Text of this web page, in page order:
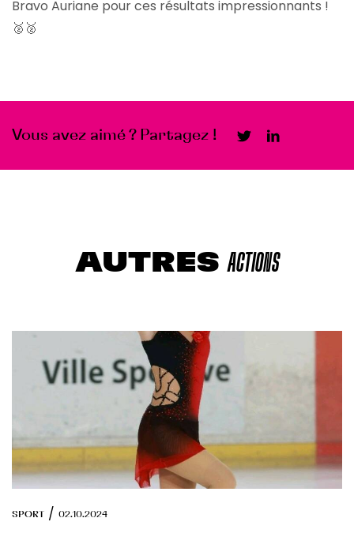
Bravo Auriane pour ces résultats impressionnants !
🥈🥈
Vous avez aimé ? Partagez !
AUTRES ACTIONS
SPORT / 02.10.2024